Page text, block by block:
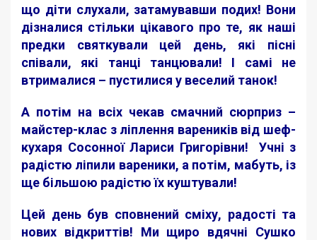
що діти слухали, затамувавши подих! Вони
дізналися стільки цікавого про те, як наші
предки святкували цей день, які пісні
співали, які танці танцювали! І самі не
втрималися – пустилися у веселий танок!
А потім на всіх чекав смачний сюрприз –
майстер-клас з ліплення вареників від шеф-
кухаря Сосонної Лариси Григорівни! ‍ Учні з
радістю ліпили вареники, а потім, мабуть, із
ще більшою радістю їх куштували!
Цей день був сповнений сміху, радості та
нових відкриттів! Ми щиро вдячні Сушко